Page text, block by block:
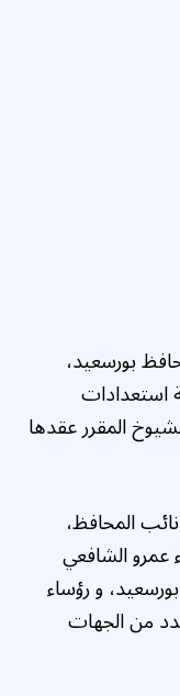
بورسعيد،
استعدادات
المقرر عقدها
المحافظ،
عمرو الشافعي
و رؤساء
من الجهات